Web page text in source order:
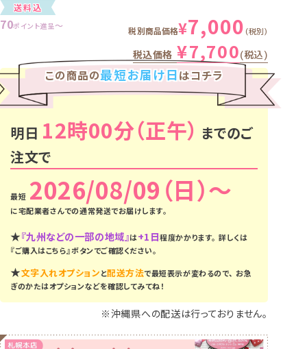
送料込
70ポイント進呈〜 税別商品価格¥7,000 税別
税込価格 ¥7,700 税込
この商品の最短お届け日はコチラ
明日 12時00分
までのご
注文で
2026/08/09（日）
に宅配業者さんでの通常発送でお届けします。
★『九州などの一部の地域』は+1日程度かかります。 詳しくは
『ご購入はこちら』ボタンでご確認ください。
★文字入れオプションと配送方法で最短表示が変わるので、 お急
ぎのかたはオプションなどを確認してみてね！
※沖縄県への配送は行っておりません。